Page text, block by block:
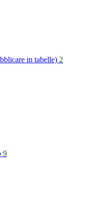
in tabelle) 2
9